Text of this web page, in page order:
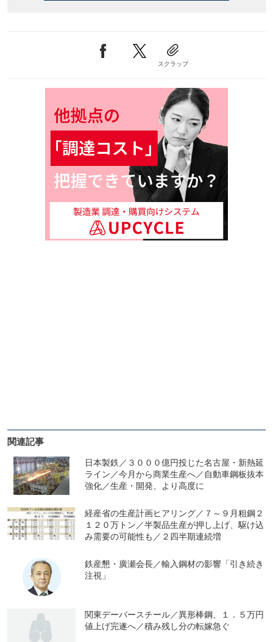
スクラップ
関連記事
日本製鉄／３０００億円投じた名古屋・新熱延
ライン／今月から商業生産へ／自動車鋼板抜本
強化／生産・開発、より高度に
経産省の生産計画ヒアリング／７～９月粗鋼２
１２０万トン／半製品生産が押し上げ、駆け込
み需要の可能性も／２四半期連続増
鉄産懇・廣瀬会長／輸入鋼材の影響「引き続き
注視」
関東デーバースチール／異形棒鋼、１．５万円
値上げ完遂へ／積み残し分の転嫁急ぐ